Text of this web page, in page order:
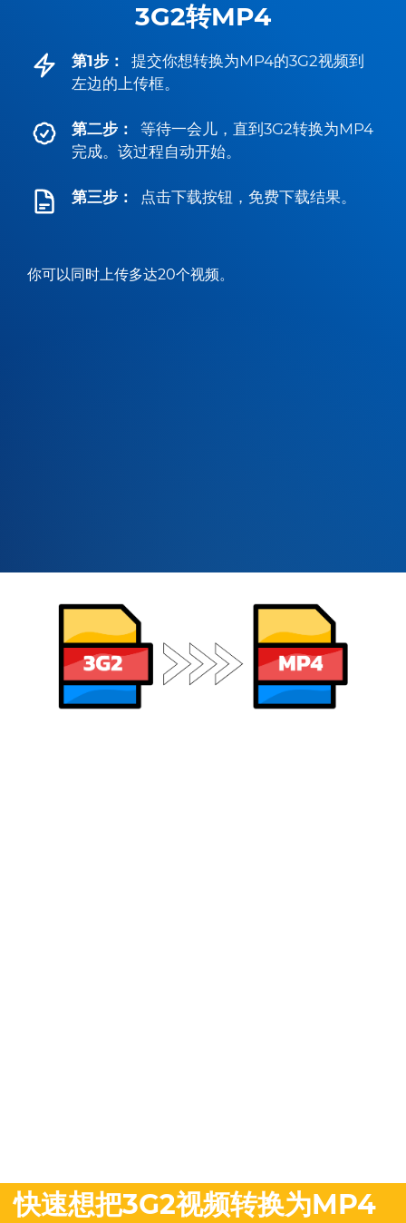
3G2转MP4
第1步：
提交你想转换为MP4的3G2视频到
左边的上传框。
第二步：
等待一会儿，直到3G2转换为MP4
完成。该过程自动开始。
第三步： 点击下载按钮，免费下载结果。
你可以同时上传多达20个视频。
快速想把3G2视频转换为MP4